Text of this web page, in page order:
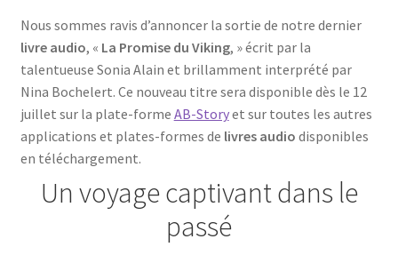
Nous sommes ravis d’annoncer la sortie de notre dernier
livre audio, « La Promise du Viking, » écrit par la
talentueuse Sonia Alain et brillamment interprété par
Nina Bochelert. Ce nouveau titre sera disponible dès le 12
juillet sur la plate-forme AB-Storyet sur toutes les autres
applications et plates-formes de livres audio disponibles
en téléchargement.
Un voyage captivant dans le
passé